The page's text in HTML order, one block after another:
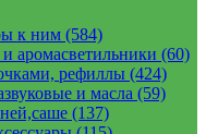
к ним (584)
аромасветильники (60)
рефиллы (424)
и масла (59)
(137)